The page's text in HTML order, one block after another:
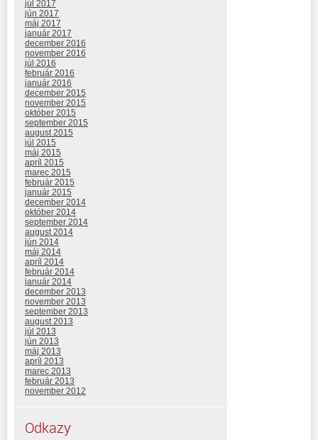
júl 2017
jún 2017
máj 2017
január 2017
december 2016
november 2016
júl 2016
február 2016
január 2016
december 2015
november 2015
október 2015
september 2015
august 2015
júl 2015
máj 2015
apríl 2015
marec 2015
február 2015
január 2015
december 2014
október 2014
september 2014
august 2014
jún 2014
máj 2014
apríl 2014
február 2014
január 2014
december 2013
november 2013
september 2013
august 2013
júl 2013
jún 2013
máj 2013
apríl 2013
marec 2013
február 2013
november 2012
Odkazy